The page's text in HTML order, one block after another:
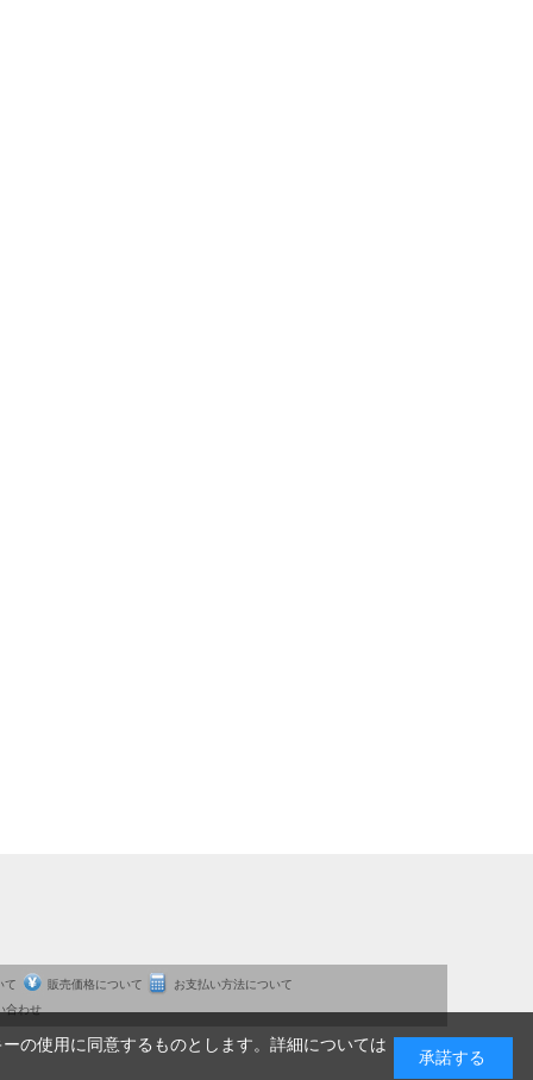
て 販売価格について
お支払い方法について
合わせ
の使用に同意するものとします。詳細については
承諾する